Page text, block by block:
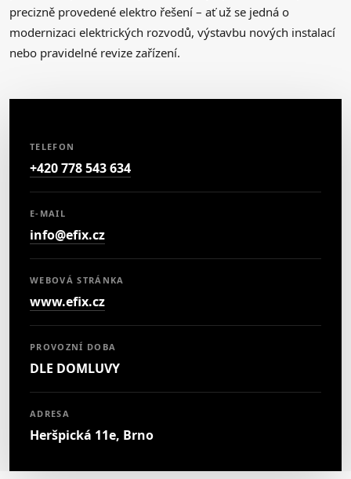
precizně provedené elektro řešení – ať už se jedná o
modernizaci elektrických rozvodů, výstavbu nových instalací
nebo pravidelné revize zařízení.
TELEFON
+420 778 543 634
E-MAIL
info@efix.cz
WEBOVÁ STRÁNKA
www.efix.cz
PROVOZNÍ DOBA
DLE DOMLUVY
ADRESA
Heršpická 11e, Brno